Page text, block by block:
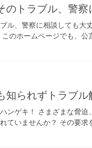
のトラブル、警察
ル、警察に相談しても
のホームページでも、
られずトラブル
キ！ さまざまな脅迫
ていませんか？ その要